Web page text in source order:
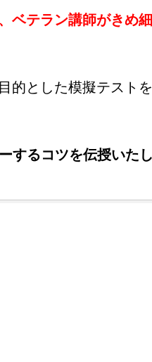
ベテラン講師がきめ
とした模擬テストを
するコツを伝授いたし